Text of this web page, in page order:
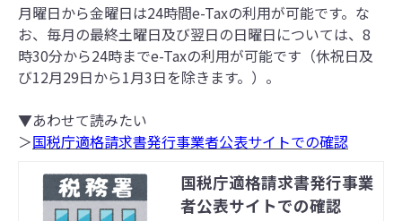
月曜日から金曜日は24時間e-Taxの利用が可能です。な
お、毎月の最終土曜日及び翌日の日曜日については、8
時30分から24時までe-Taxの利用が可能です（休祝日及
び12月29日から1月3日を除きます。）。
▼あわせて読みたい
＞国税庁適格請求書発行事業者公表サイトでの確認
国税庁適格請求書発行事業
者公表サイトでの確認